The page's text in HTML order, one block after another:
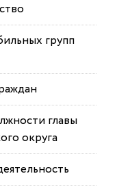
групп
главы
округа